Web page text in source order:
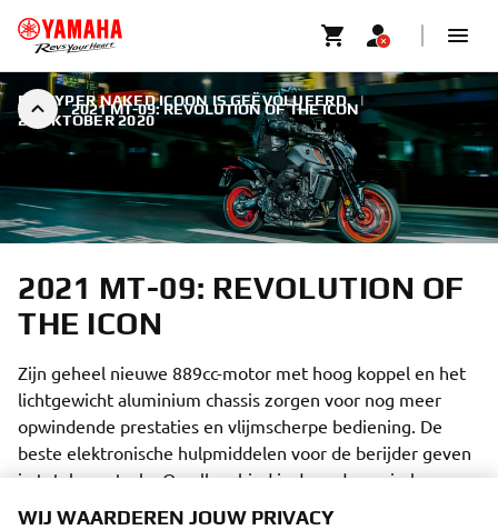
2021 MT-09: REVOLUTION OF THE ICON
DE HYPER NAKED ICOON IS GEËVOLUEERD. |
26 OKTOBER 2020
2021 MT-09: REVOLUTION OF
THE ICON
Zijn geheel nieuwe 889cc-motor met hoog koppel en het
lichtgewicht aluminium chassis zorgen voor nog meer
opwindende prestaties en vlijmscherpe bediening. De
beste elektronische hulpmiddelen voor de berijder geven
je totale controle. Op elk gebied is deze dynamische
nieuwe motorfiets de puurste uitdrukking van de
WIJ WAARDEREN JOUW PRIVACY